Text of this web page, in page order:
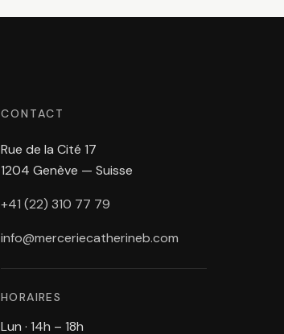
CONTACT
Rue de la Cité 17
1204 Genève — Suisse
+41 (22) 310 77 79
info@merceriecatherineb.com
HORAIRES
Lun · 14h – 18h